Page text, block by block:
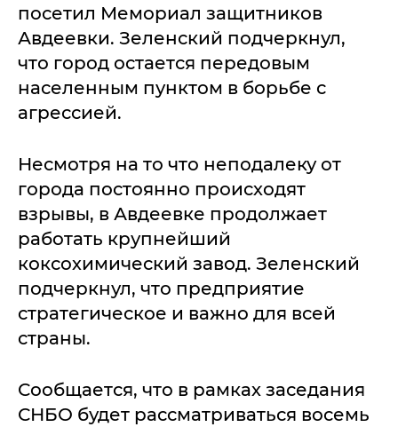
посетил Мемориал защитников
Авдеевки. Зеленский подчеркнул,
что город остается передовым
населенным пунктом в борьбе с
агрессией.
Несмотря на то что неподалеку от
города постоянно происходят
взрывы, в Авдеевке продолжает
работать крупнейший
коксохимический завод. Зеленский
подчеркнул, что предприятие
стратегическое и важно для всей
страны.
Сообщается, что в рамках заседания
СНБО будет рассматриваться восемь